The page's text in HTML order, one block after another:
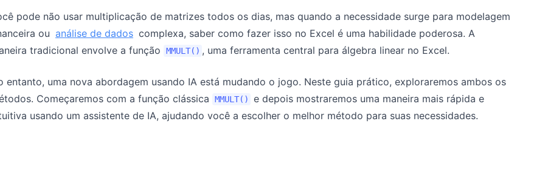
pode não usar multiplicação de matrizes todos os dias, mas quando a necessidade surge para modelagem
ou análise de dados complexa, saber como fazer isso no Excel é uma habilidade poderosa. A
tradicional envolve a função
MMULT() , uma ferramenta central para álgebra linear no Excel.
entanto, uma nova abordagem usando IA está mudando o jogo. Neste guia prático, exploraremos ambos os
Começaremos com a função clássica
MMULT()
e depois mostraremos uma maneira mais rápida e
usando um assistente de IA, ajudando você a escolher o melhor método para suas necessidades.